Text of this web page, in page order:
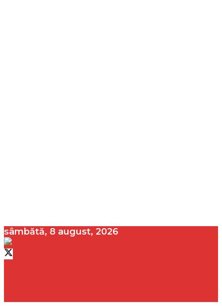
sâmbătă, 8 august, 2026